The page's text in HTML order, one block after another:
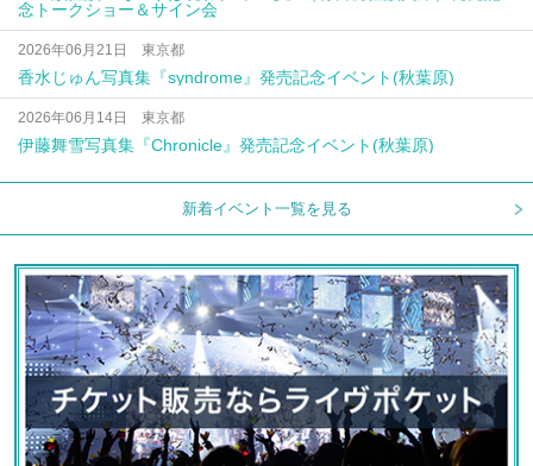
念トークショー＆サイン会
2026年06月21日 東京都
香水じゅん写真集『syndrome』発売記念イベント(秋葉原)
2026年06月14日 東京都
伊藤舞雪写真集『Chronicle』発売記念イベント(秋葉原)
新着イベント一覧を見る